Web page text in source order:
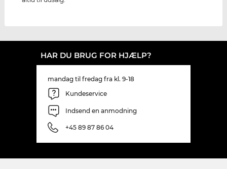
HAR DU BRUG FOR HJÆLP?
mandag til fredag fra kl. 9-18
Kundeservice
Indsend en anmodning
+45 89 87 86 04